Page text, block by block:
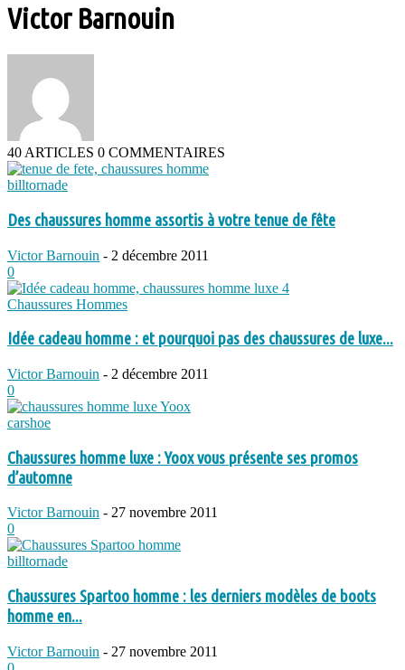
Victor Barnouin
40 ARTICLES 0 COMMENTAIRES
billtornade
Des chaussures homme assortis à votre tenue de fête
Victor Barnouin - 2 décembre 2011
0
Chaussures Hommes
Idée cadeau homme : et pourquoi pas des chaussures de luxe...
Victor Barnouin - 2 décembre 2011
0
carshoe
Chaussures homme luxe : Yoox vous présente ses promos
d’automne
Victor Barnouin - 27 novembre 2011
0
billtornade
Chaussures Spartoo homme : les derniers modèles de boots
homme en...
Victor Barnouin - 27 novembre 2011